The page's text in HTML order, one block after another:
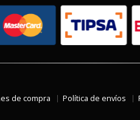
de compra Política de envíos